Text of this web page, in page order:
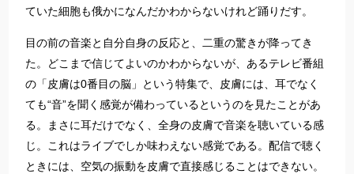
ていた細胞も俄かになんだかわからないけれど踊りだす。
目の前の音楽と自分自身の反応と、二重の驚きが降ってき
た。どこまで信じてよいのかわからないが、あるテレビ番組
の「皮膚は0番目の脳」という特集で、皮膚には、耳でなく
ても“音”を聞く感覚が備わっているというのを見たことがあ
る。まさに耳だけでなく、全身の皮膚で音楽を聴いている感
じ。これはライブでしか味わえない感覚である。配信で聴く
ときには、空気の振動を皮膚で直接感じることはできない。